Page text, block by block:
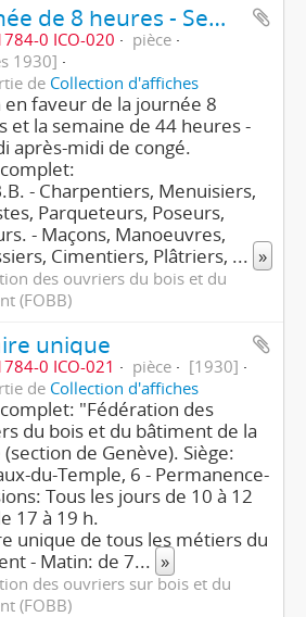
Journée de 8 heures - Semaine de 44 heures
0 ICO-020
pièce
1930]
de Collection d'affiches
en faveur de la journée 8
et la semaine de 44 heures -
après-midi de congé.
- Charpentiers, Menuisiers,
Parqueteurs, Poseurs,
- Maçons, Manoeuvres,
Cimentiers, Plâtriers, ... »
des ouvriers du bois et du
(FOBB)
unique
0 ICO-021 pièce
[1930]
de Collection d'affiches
"Fédération des
du bois et du bâtiment de la
(section de Genève). Siège:
du-Temple, 6 - Permanence-
Tous les jours de 10 à 12
17 à 19 h.
unique de tous les métiers du
- Matin: de 7... »
des ouvriers sur bois et du
(FOBB)